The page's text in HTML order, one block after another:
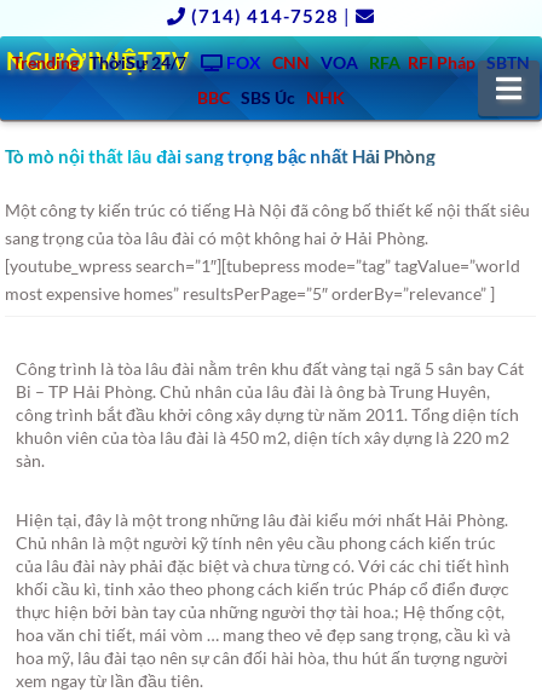
(714) 414-7528 |
Trending ThờiSự 24/7 FOX CNN VOA RFA RFI Pháp SBTN
BBC SBS Úc NHK
NGƯỜIVIỆT.TV
Tò mò nội thất lâu đài sang trọng bậc nhất Hải Phòng
Một công ty kiến trúc có tiếng Hà Nội đã công bố thiết kế nội thất siêu
sang trọng của tòa lâu đài có một không hai ở Hải Phòng.
[youtube_wpress search=”1″][tubepress mode=”tag” tagValue=”world
most expensive homes” resultsPerPage=”5″ orderBy=”relevance” ]
Công trình là tòa lâu đài nằm trên khu đất vàng tại ngã 5 sân bay Cát
Bi – TP Hải Phòng. Chủ nhân của lâu đài là ông bà Trung Huyên,
công trình bắt đầu khởi công xây dựng từ năm 2011. Tổng diện tích
khuôn viên của tòa lâu đài là 450 m2, diện tích xây dựng là 220 m2
sàn.
Hiện tại, đây là một trong những lâu đài kiểu mới nhất Hải Phòng.
Chủ nhân là một người kỹ tính nên yêu cầu phong cách kiến trúc
của lâu đài này phải đặc biệt và chưa từng có. Với các chi tiết hình
khối cầu kì, tinh xảo theo phong cách kiến trúc Pháp cổ điển được
thực hiện bởi bàn tay của những người thợ tài hoa.; Hệ thống cột,
hoa văn chi tiết, mái vòm … mang theo vẻ đẹp sang trọng, cầu kì và
hoa mỹ, lâu đài tạo nên sự cân đối hài hòa, thu hút ấn tượng người
xem ngay từ lần đầu tiên.